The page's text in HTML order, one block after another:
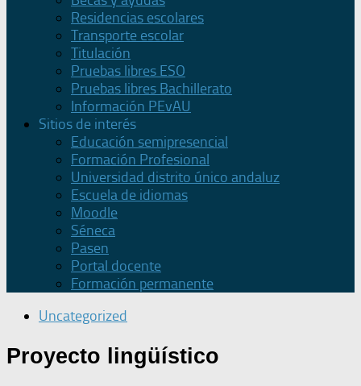
Residencias escolares
Transporte escolar
Titulación
Pruebas libres ESO
Pruebas libres Bachillerato
Información PEvAU
Sitios de interés
Educación semipresencial
Formación Profesional
Universidad distrito único andaluz
Escuela de idiomas
Moodle
Séneca
Pasen
Portal docente
Formación permanente
Uncategorized
Proyecto lingüístico